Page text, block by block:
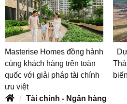
Masterise Homes đồng hành
cùng khách hàng trên toàn
quốc với giải pháp tài chính
ưu việt
Tài chính - Ngân hàng